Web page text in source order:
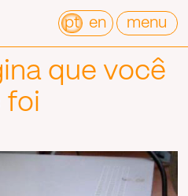
pt en menu
que você
foi